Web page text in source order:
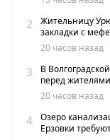
2
Жительницу
закладки с
20 часов назад
3
В
перед
20 часов назад
4
Озеро
Ерзовки